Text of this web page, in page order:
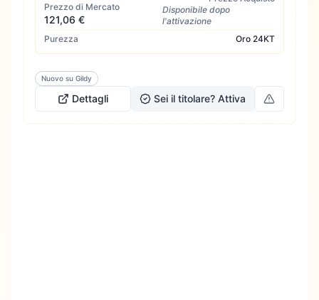
Prezzo di Mercato
121,06 €
Disponibile dopo
l'attivazione
Purezza
Oro 24KT
Nuovo su Gildy
Dettagli Sei il titolare? Attiva